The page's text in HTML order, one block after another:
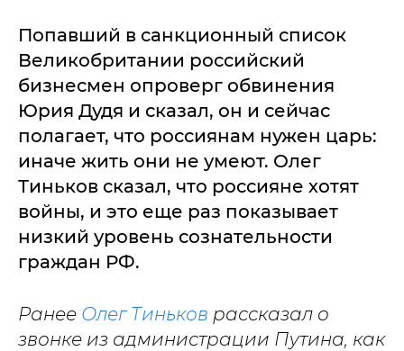
Попавший в санкционный список
Великобритании российский
бизнесмен опроверг обвинения
Юрия Дудя и сказал, он и сейчас
полагает, что россиянам нужен царь:
иначе жить они не умеют. Олег
Тиньков сказал, что россияне хотят
войны, и это еще раз показывает
низкий уровень сознательности
граждан РФ.
Ранее Олег Тиньков рассказал о
звонке из администрации Путина, как